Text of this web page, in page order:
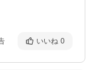
いいね 0